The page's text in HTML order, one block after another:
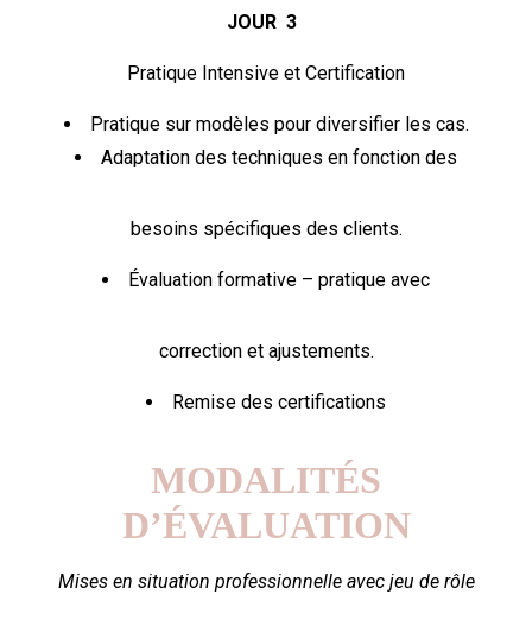
JOUR 3
Pratique Intensive et Certification
Pratique sur modèles pour diversifier les cas.
Adaptation des techniques en fonction des
besoins spécifiques des clients.
Évaluation formative – pratique avec
correction et ajustements.
Remise des certifications
MODALITÉS
D’ÉVALUATION
Mises en situation professionnelle avec jeu de rôle